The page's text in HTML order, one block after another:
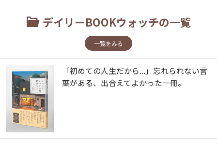
デイリーBOOKウォッチの一覧
一覧をみる
「初めての人生だから...」忘れられない言
葉がある、出合えてよかった一冊。